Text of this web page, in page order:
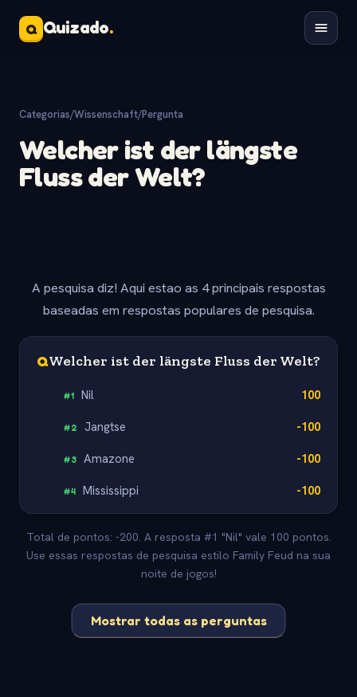
Q Quizado.
Categorias/Wissenschaft/Pergunta
Welcher ist der längste
Fluss der Welt?
A pesquisa diz! Aqui estao as 4 principais respostas
baseadas em respostas populares de pesquisa.
QWelcher ist der längste Fluss der Welt?
#1 Nil 100
#2 Jangtse -100
#3 Amazone -100
#4 Mississippi -100
Total de pontos: -200. A resposta #1 "Nil" vale 100 pontos.
Use essas respostas de pesquisa estilo Family Feud na sua
noite de jogos!
Mostrar todas as perguntas